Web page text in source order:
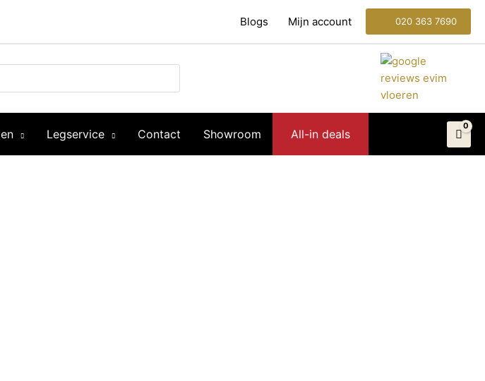
Blogs Mijn account 020 363 7690
Legservice Contact Showroom All-in deals